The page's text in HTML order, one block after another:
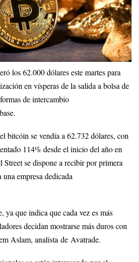
los 62.000 dólares este martes para
en vísperas de la salida a bolsa de
de intercambio
bitcóin se vendía a 62.732 dólares, con
114% desde el inicio del año en
Street se dispone a recibir por primera
empresa dedicada
ya que indica que cada vez es más
decidan mostrarse más duros con
Aslam, analista de Avatrade.